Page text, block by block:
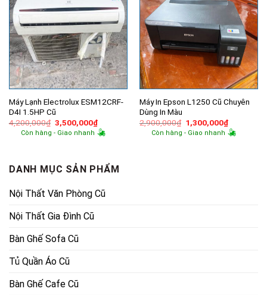
Máy Lạnh Electrolux ESM12CRF-
D4I 1.5HP Cũ
4,200,000₫ Giá
gốc
là:
3,500,000₫Giá
hiện
tại
Còn hàng - Giao nhanh
Máy In Epson L1250 Cũ Chuyên
Dùng In Màu
2,900,000₫ Giá
gốc
là:
1,300,000₫Giá
hiện
tại
Còn hàng - Giao nhanh
DANH MỤC SẢN PHẨM
Nội Thất Văn Phòng Cũ
Nội Thất Gia Đình Cũ
Bàn Ghế Sofa Cũ
Tủ Quần Áo Cũ
Bàn Ghế Cafe Cũ